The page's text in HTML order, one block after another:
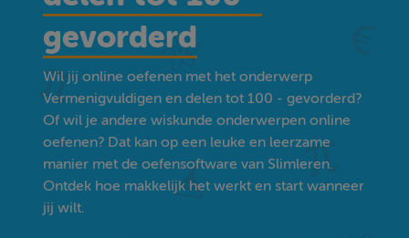
gevorderd
Wil jij online oefenen met het onderwerp
Vermenigvuldigen en delen tot 100 - gevorderd?
Of wil je andere wiskunde onderwerpen online
oefenen? Dat kan op een leuke en leerzame
manier met de oefensoftware van Slimleren.
Ontdek hoe makkelijk het werkt en start wanneer
jij wilt.